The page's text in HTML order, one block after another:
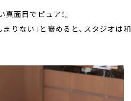
面目でピュア！』
りない」と褒めると、スタジオは和